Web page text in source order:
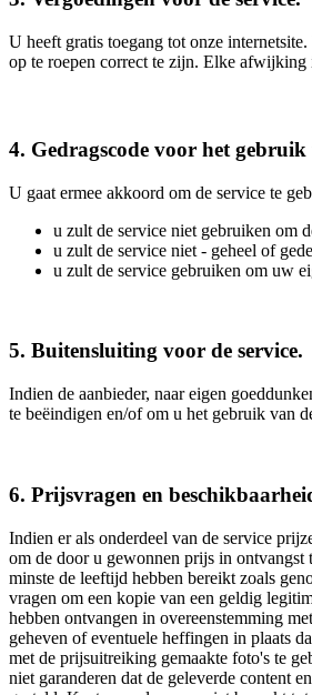
U heeft gratis toegang tot onze
op te roepen correct te zijn. Elke afwijking
4. Gedragscode voor het gebruik
U gaat ermee akkoord om de service te
u zult de service niet gebruiken om
u zult de service niet - geheel of
u zult de service gebruiken om uw
5. Buitensluiting voor de service.
Indien de aanbieder, naar eigen
te beëindigen en/of om u het gebruik van
6. Prijsvragen en
Indien er als onderdeel van de service
om de door u gewonnen prijs in
minste de leeftijd hebben bereikt zoals
vragen om een kopie van een geldig
hebben ontvangen in overeenstemming
geheven of eventuele heffingen in plaats
met de prijsuitreiking gemaakte foto's te
niet garanderen dat de geleverde content